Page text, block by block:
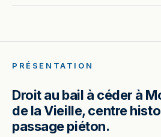
PRÉSENTATION
Droit au bail à céder à
de la Vieille, centre
passage piéton.